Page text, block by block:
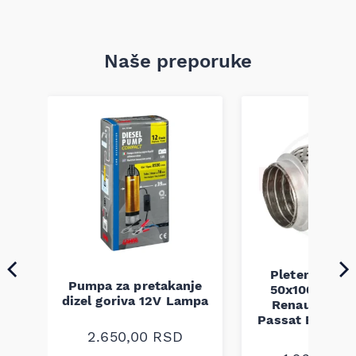
Naše preporuke
Pumpa za pretakanje
dizel goriva 12V Lampa
2.650,00 RSD
Pletenica
50x100 Audi
Renault
Passat B5